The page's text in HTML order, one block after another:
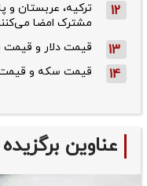
12
ترکیه، عربستان و
مشترک امضا
13 قیمت دلار و قیمت یورو امروز
14 قیمت سکه و قیمت طلا امروز
عناوین برگزیده